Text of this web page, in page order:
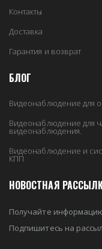
Контакты
Доставка
Гарантия и возврат
БЛОГ
Видеонаблюдение для
Видеонаблюдение для
видеонаблюдения.
Видеонаблюдение и
КПП
НОВОСТНАЯ
Получайте
Подпишитесь на